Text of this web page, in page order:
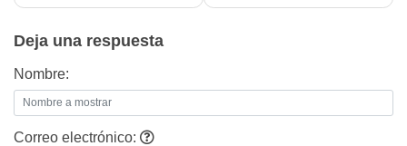
Deja una respuesta
Nombre:
Correo electrónico: